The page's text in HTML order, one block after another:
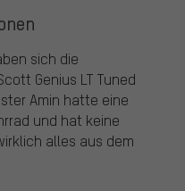
sich die
Genius LT Tuned
Amin hatte eine
und hat keine
alles aus dem